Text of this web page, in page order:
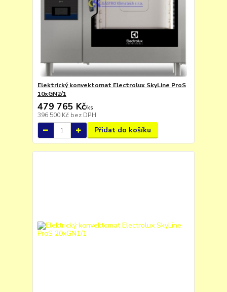
Elektrický konvektomat Electrolux SkyLine ProS
10xGN2/1
479 765 Kč/ks
396 500 Kč bez DPH
Přidat do košíku